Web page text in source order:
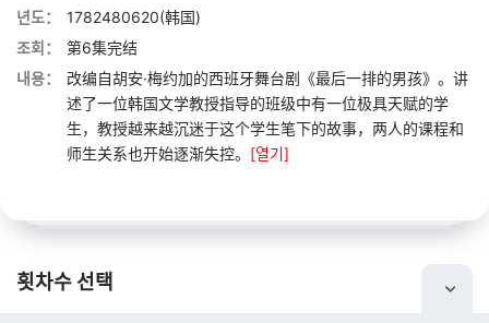
년도：
1782480620(韩国)
조회：
第6集完结
내용：
改编自胡安·梅约加的西班牙舞台剧《最后一排的男孩》。讲
述了一位韩国文学教授指导的班级中有一位极具天赋的学
生，教授越来越沉迷于这个学生笔下的故事，两人的课程和
师生关系也开始逐渐失控。 [열기]
횟차수 선택